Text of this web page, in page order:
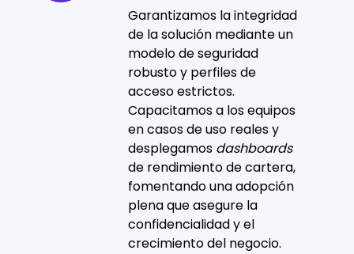
Garantizamos la integridad
de la solución mediante un
modelo de seguridad
robusto y perfiles de
acceso estrictos.
Capacitamos a los equipos
en casos de uso reales y
desplegamos dashboards
de rendimiento de cartera,
fomentando una adopción
plena que asegure la
confidencialidad y el
crecimiento del negocio.